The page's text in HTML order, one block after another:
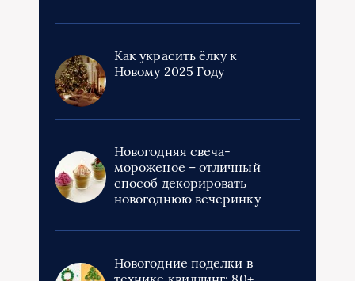
Как украсить ёлку к
Новому 2025 Году
Новогодняя свеча-
мороженое – отличный
способ декорировать
новогоднюю вечеринку
Новогодние поделки в